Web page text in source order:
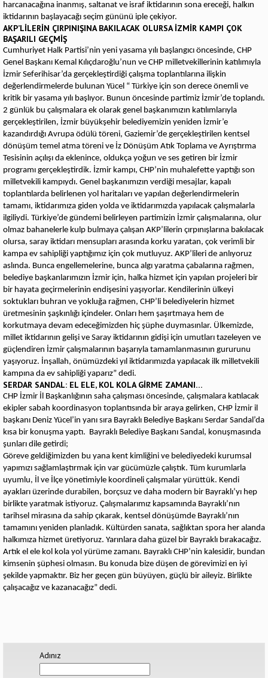
harcanacağına inanmış, saltanat ve israf iktidarının sona ereceği, halkın
iktidarının başlayacağı seçim gününü iple çekiyor.
AKP’LİLERİN ÇIRPINIŞINA BAKILACAK OLURSA İZMİR KAMPI ÇOK
BAŞARILI GEÇMİŞ
Cumhuriyet Halk Partisi’nin yeni yasama yılı başlangıcı öncesinde, CHP
Genel Başkanı Kemal Kılıçdaroğlu’nun ve CHP milletvekillerinin katılımıyla
İzmir Seferihisar’da gerçekleştirdiği çalışma toplantılarına ilişkin
değerlendirmelerde bulunan Yücel “ Türkiye için son derece önemli ve
kritik bir yasama yılı başlıyor. Bunun öncesinde partimiz İzmir’de toplandı.
2 günlük bu çalışmalara ek olarak genel başkanımızın katılımlarıyla
gerçekleştirilen, İzmir büyükşehir belediyemizin yeniden İzmir’e
kazandırdığı Avrupa ödülü töreni, Gaziemir’de gerçekleştirilen kentsel
dönüşüm temel atma töreni ve İz Dönüşüm Atık Toplama ve Ayrıştırma
Tesisinin açılışı da eklenince, oldukça yoğun ve ses getiren bir İzmir
programı gerçekleştirdik. İzmir kampı, CHP’nin muhalefette yaptığı son
milletvekili kampıydı. Genel başkanımızın verdiği mesajlar, kapalı
toplantılarda belirlenen yol haritaları ve yapılan değerlendirmelerin
tamamı, iktidarımıza giden yolda ve iktidarımızda yapılacak çalışmalarla
ilgiliydi. Türkiye’de gündemi belirleyen partimizin İzmir çalışmalarına, olur
olmaz bahanelerle kulp bulmaya çalışan AKP’lilerin çırpınışlarına bakılacak
olursa, saray iktidarı mensupları arasında korku yaratan, çok verimli bir
kampa ev sahipliği yaptığımız için çok mutluyuz. AKP’lileri de anlıyoruz
aslında. Bunca engellemelerine, bunca algı yaratma çabalarına rağmen,
belediye başkanlarımızın İzmir için, halka hizmet için yapılan projeleri bir
bir hayata geçirmelerinin endişesini yaşıyorlar. Kendilerinin ülkeyi
soktukları buhran ve yokluğa rağmen, CHP’li belediyelerin hizmet
üretmesinin şaşkınlığı içindeler. Onları hem şaşırtmaya hem de
korkutmaya devam edeceğimizden hiç şüphe duymasınlar. Ülkemizde,
millet iktidarının gelişi ve Saray iktidarının gidişi için umutları tazeleyen ve
güçlendiren İzmir çalışmalarının başarıyla tamamlanmasının gururunu
yaşıyoruz. İnşallah, önümüzdeki yıl iktidarımızda yapılacak ilk milletvekili
kampına da ev sahipliği yaparız” dedi.
SERDAR SANDAL: EL ELE, KOL KOLA GİRME ZAMANI…
CHP İzmir İl Başkanlığının saha çalışması öncesinde, çalışmalara katılacak
ekipler sabah koordinasyon toplantısında bir araya gelirken, CHP İzmir il
başkanı Deniz Yücel’in yanı sıra Bayraklı Belediye Başkanı Serdar Sandal’da
kısa bir konuşma yaptı. Bayraklı Belediye Başkanı Sandal, konuşmasında
şunları dile getirdi;
Göreve geldiğimizden bu yana kent kimliğini ve belediyedeki kurumsal
yapımızı sağlamlaştırmak için var gücümüzle çalıştık. Tüm kurumlarla
uyumlu, İl ve İlçe yönetimiyle koordineli çalışmalar yürüttük. Kendi
ayakları üzerinde durabilen, borçsuz ve daha modern bir Bayraklı’yı hep
birlikte yaratmak istiyoruz. Çalışmalarımız kapsamında Bayraklı’nın
tarihsel mirasına da sahip çıkarak, kentsel dönüşümde Bayraklı’nın
tamamını yeniden planladık. Kültürden sanata, sağlıktan spora her alanda
halkımıza hizmet üretiyoruz. Yarınlara daha güzel bir Bayraklı bırakacağız.
Artık el ele kol kola yol yürüme zamanı. Bayraklı CHP’nin kalesidir, bundan
kimsenin şüphesi olmasın. Bu konuda bize düşen de görevimizi en iyi
şekilde yapmaktır. Biz her geçen gün büyüyen, güçlü bir aileyiz. Birlikte
çalışacağız ve kazanacağız” dedi.
Adınız